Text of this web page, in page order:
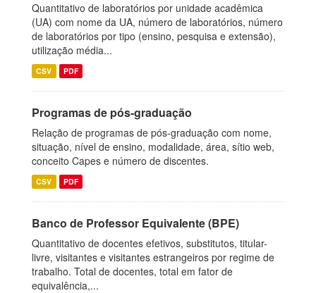
Quantitativo de laboratórios por unidade acadêmica
(UA) com nome da UA, número de laboratórios, número
de laboratórios por tipo (ensino, pesquisa e extensão),
utilização média...
CSV PDF
Programas de pós-graduação
Relação de programas de pós-graduação com nome,
situação, nível de ensino, modalidade, área, sítio web,
conceito Capes e número de discentes.
CSV PDF
Banco de Professor Equivalente (BPE)
Quantitativo de docentes efetivos, substitutos, titular-
livre, visitantes e visitantes estrangeiros por regime de
trabalho. Total de docentes, total em fator de
equivalência,...